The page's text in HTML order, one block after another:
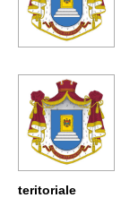
teritoriale